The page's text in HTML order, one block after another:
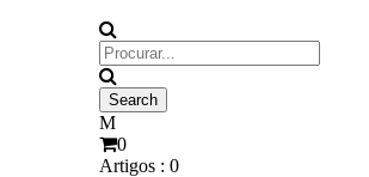
0
Artigos : 0